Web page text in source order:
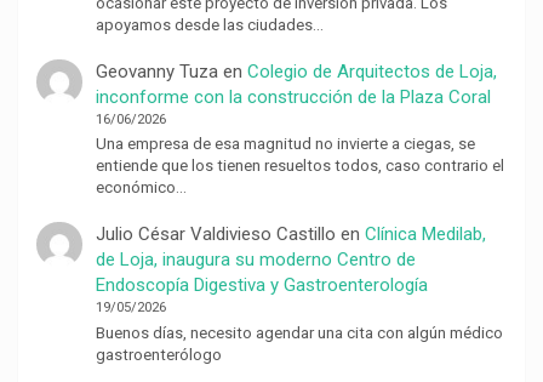
apoyamos desde las ciudades…
Geovanny Tuzaen Colegio de Arquitectos de Loja,
inconforme con la construcción de la Plaza Coral
16/06/2026
Una empresa de esa magnitud no invierte a ciegas, se
entiende que los tienen resueltos todos, caso contrario el
económico…
Julio César Valdivieso Castillo en Clínica Medilab,
de Loja, inaugura su moderno Centro de
Endoscopía Digestiva y Gastroenterología
19/05/2026
Buenos días, necesito agendar una cita con algún médico
gastroenterólogo